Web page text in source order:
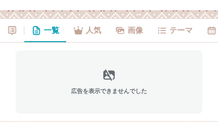
一覧 人気 画像 テーマ
広告を表示できませんでした